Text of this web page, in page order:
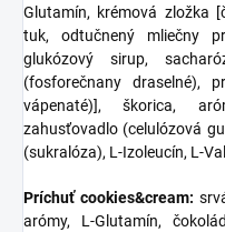
Glutamín, krémová zložka
tuk, odtučnený mliečny
glukózový sirup,
(fosforečnany draselné),
vápenaté)], škorica,
zahusťovadlo (celulózová
(sukralóza), L-Izoleucín, L-
Príchuť cookies&cream:
arómy, L-Glutamín,